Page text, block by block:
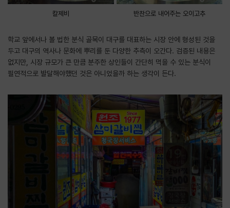
칼제비 반찬으로 내어주는 오이고추
학교 앞에서나 볼 법한 분식 골목이 대구를 대표하는 시장 안에 형성된 것을
두고 대구의 역사나 문화에 뿌리를 둔 다양한 추측이 오간다. 검증된 내용은
없지만, 시장 규모가 큰 만큼 분주한 상인들이 간단히 먹을 수 있는 분식이
필연적으로 발달해야했던 것은 아니었을까 하는 생각이 든다.